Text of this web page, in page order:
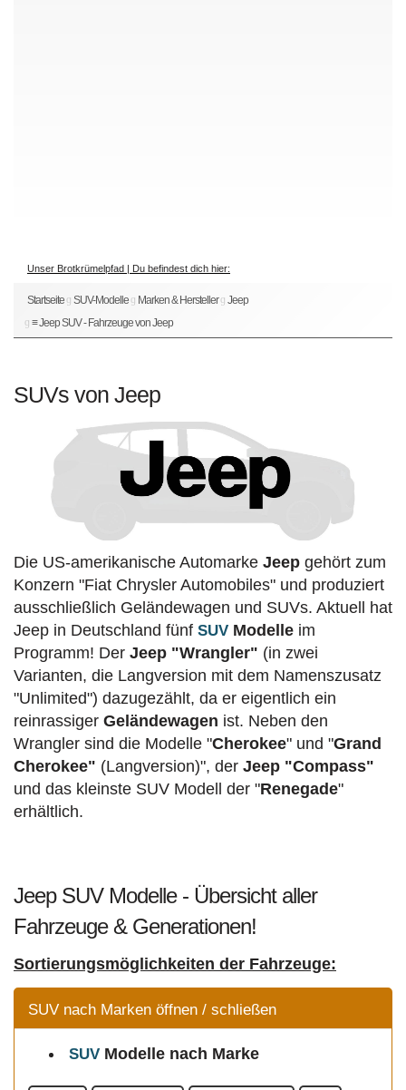
Unser Brotkrümelpfad | Du befindest dich hier:
Startseite SUV-Modelle Marken & Hersteller
Jeep
≡ Jeep SUV - Fahrzeuge von Jeep
SUVs von Jeep
Die US-amerikanische Automarke Jeep gehört zum
Konzern "Fiat Chrysler Automobiles" und produziert
ausschließlich Geländewagen und SUVs. Aktuell hat
Jeep in Deutschland fünf SUV Modelle im
Programm! Der Jeep "Wrangler" (in zwei
Varianten, die Langversion mit dem Namenszusatz
"Unlimited") dazugezählt, da er eigentlich ein
reinrassiger Geländewagen ist. Neben den
Wrangler sind die Modelle "Cherokee" und "Grand
Cherokee" (Langversion)", der Jeep "Compass"
und das kleinste SUV Modell der "Renegade"
erhältlich.
Jeep SUV Modelle - Übersicht aller
Fahrzeuge & Generationen!
Sortierungsmöglichkeiten der Fahrzeuge:
SUV nach Marken öffnen / schließen
SUV Modelle nach Marke